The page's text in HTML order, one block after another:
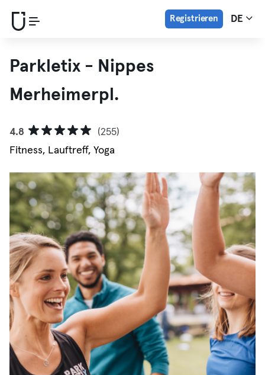
Registrieren DE
Parkletix - Nippes
Merheimerpl.
4.8
(255)
Fitness, Lauftreff, Yoga